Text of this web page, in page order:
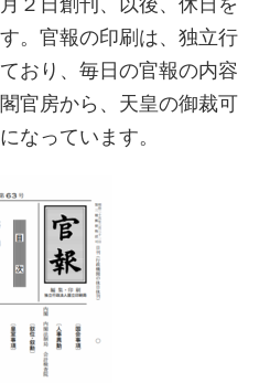
。官報の印刷は、独立行
おり、毎日の官報の内容
官房から、天皇の御裁可
なっています。